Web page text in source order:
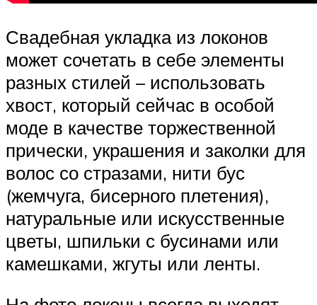
Свадебная укладка из локонов
может сочетать в себе элементы
разных стилей – использовать
хвост, который сейчас в особой
моде в качестве торжественной
прически, украшения и заколки для
волос со стразами, нити бус
(жемчуга, бисерного плетения),
натуральные или искусственные
цветы, шпильки с бусинами или
камешками, жгуты или ленты.